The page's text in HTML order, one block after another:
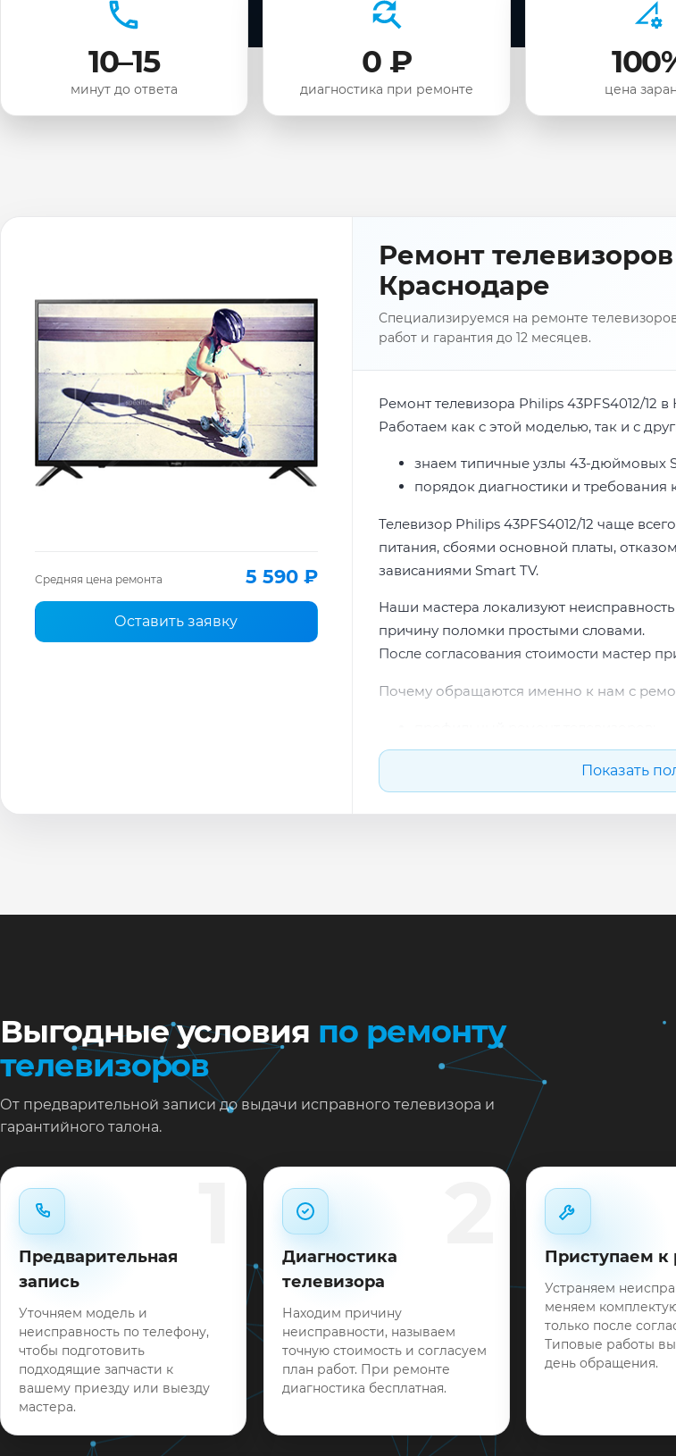
10–15
минут до ответа
0 ₽
диагностика при ремонте цена
Средняя цена ремонта 5 590 ₽
Оставить заявку
Ремонт
Краснодаре
Специализируемся на ремонте
работ и гарантия до 12 месяцев.
Ремонт телевизора Philips 43PFS4012/12
Работаем как с этой моделью, так и с
знаем типичные узлы 43-дюймовых
порядок диагностики и требования
Телевизор Philips 43PFS4012/12 чаще
питания, сбоями основной платы,
зависаниями Smart TV.
Наши мастера локализуют
причину поломки простыми словами.
После согласования стоимости мастер
Почему обращаются именно к нам с
опыт по бренду Philips;
прозрачная смета до начала работ;
подбор проверенных
Оставьте заявку или позвоните:
Показать
Выгодные условия по ремонту
телевизоров
От предварительной записи до выдачи исправного телевизора и
гарантийного талона.
Предварительная
запись
Уточняем модель и
неисправность по телефону,
чтобы подготовить
подходящие запчасти к
вашему приезду или выезду
мастера.
Диагностика
телевизора
Находим причину
неисправности, называем
точную стоимость и согласуем
план работ. При ремонте
диагностика бесплатная.
Приступаем к
Устраняем
меняем
только после
Типовые работы
день обращения.